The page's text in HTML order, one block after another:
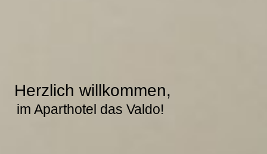
Herzlich willkommen,
im Aparthotel das Valdo!